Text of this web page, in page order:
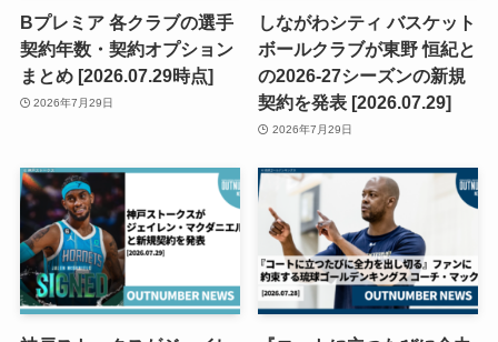
Bプレミア 各クラブの選手
契約年数・契約オプション
まとめ [2026.07.29時点]
2026年7月29日
しながわシティ バスケット
ボールクラブが東野 恒紀と
の2026-27シーズンの新規
契約を発表 [2026.07.29]
2026年7月29日